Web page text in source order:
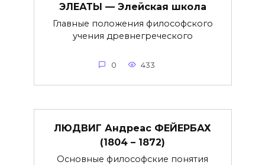
ЭЛЕАТЫ — Элейская школа
Главные положения философского
учения древнегреческого
0 433
ЛЮДВИГ Андреас ФЕЙЕРБАХ
(1804 – 1872)
Основные философские понятия